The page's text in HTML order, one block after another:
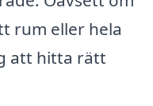
rum eller hela
att hitta rätt